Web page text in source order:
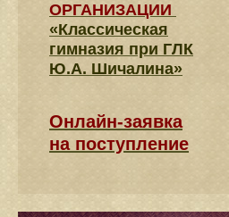
ОРГАНИЗАЦИИ
«Классическая
гимназия при ГЛК
Ю.А. Шичалина»
Онлайн-заявка
на поступление